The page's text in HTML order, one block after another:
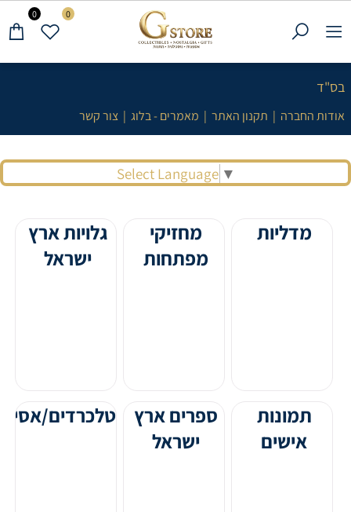
בס"ד
אודות החברה | תקנון האתר | מאמרים - בלוג | צור קשר
Select Language ▼
0 0
מדליות
מחזיקי
מפתחות
גלויות ארץ
ישראל
תמונות
אישים
ספרים ארץ
ישראל
טלכרדים/